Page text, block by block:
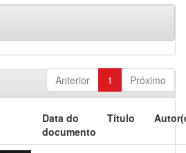
Anterior 1 Próximo
Data do
documento
Título